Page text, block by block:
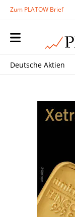
Zum PLATOW Brief
Deutsche Aktien